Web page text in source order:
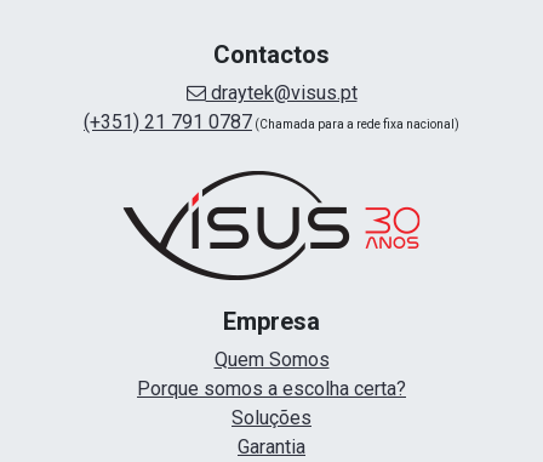
Contactos
draytek@visus.pt
(+351) 21 791 0787 (Chamada para a rede fixa nacional)
Empresa
Quem Somos
Porque somos a escolha certa?
Soluções
Garantia